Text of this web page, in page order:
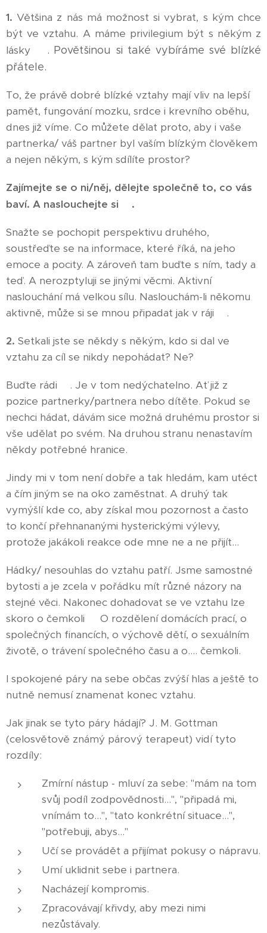
1.Většina z nás má možnost si vybrat, s kým chce
být ve vztahu. A máme privilegium být s někým z
lásky
. Povětšinou si také vybíráme své blízké
přátele.
To, že právě dobré blízké vztahy mají vliv na lepší
pamět, fungování mozku, srdce i krevního oběhu,
dnes již víme. Co můžete dělat proto, aby i vaše
partnerka/ váš partner byl vaším blízkým člověkem
a nejen někým, s kým sdílíte prostor?
Zajímejte se o ni/něj, dělejte společně to, co vás
baví. A naslouchejte si
.
Snažte se pochopit perspektivu druhého,
soustřeďte se na informace, které říká, na jeho
emoce a pocity. A zároveň tam buďte s ním, tady a
teď. A nerozptyluji se jinými věcmi. Aktivní
naslouchání má velkou sílu. Naslouchám-li někomu
aktivně, může si se mnou připadat jak v ráji😇.
2. Setkali jste se někdy s někým, kdo si dal ve
vztahu za cíl se nikdy nepohádat? Ne?
Buďte rádi😊. Je v tom nedýchatelno. Ať již z
pozice partnerky/partnera nebo dítěte. Pokud se
nechci hádat, dávám sice možná druhému prostor si
vše udělat po svém. Na druhou stranu nenastavím
někdy potřebné hranice.
Jindy mi v tom není dobře a tak hledám, kam utéct
a čím jiným se na oko zaměstnat. A druhý tak
vymýšlí kde co, aby získal mou pozornost a často
to končí přehnananými hysterickými výlevy,
protože jakákoli reakce ode mne ne a ne přijít...
Hádky/ nesouhlas do vztahu patří. Jsme samostné
bytosti a je zcela v pořádku mít různé názory na
stejné věci. Nakonec dohadovat se ve vztahu lze
skoro o čemkoli😅 O rozdělení domácích prací, o
společných financích, o výchově dětí, o sexuálním
životě, o trávení společného času a o.... čemkoli.
I spokojené páry na sebe občas zvýší hlas a ještě to
nutně nemusí znamenat konec vztahu.
Jak jinak se tyto páry hádají? J. M. Gottman
(celosvětově známý párový terapeut) vidí tyto
rozdíly:
Zmírní nástup - mluví za sebe: "mám na tom
svůj podíl zodpovědnosti...", "připadá mi,
vnímám to...", "tato konkrétní situace...",
"potřebuji, abys..."
Učí se provádět a přijímat pokusy o nápravu.
Umí uklidnit sebe i partnera.
Nacházejí kompromis.
Zpracovávají křivdy, aby mezi nimi
nezůstávaly.